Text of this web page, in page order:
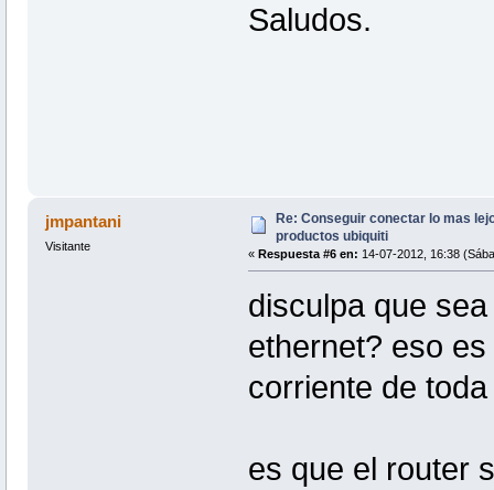
Saludos.
jmpantani
Visitante
Re: Conseguir conectar lo mas
productos ubiquiti
« Respuesta #6 en: 14-07-2012, 16:38
disculpa que
ethernet? eso
corriente de
es que el router